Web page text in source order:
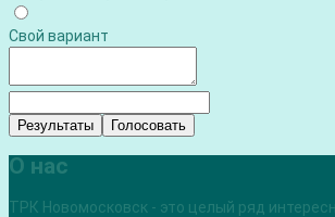
Свой вариант
Результаты Голосовать
О нас
ТРК Новомосковск - это целый ряд